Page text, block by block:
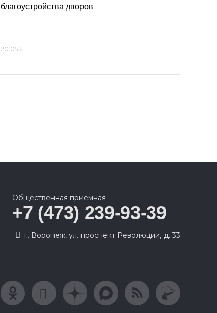
благоустройства дворов
20.05.21
Общественная приемная
+7 (473) 239-93-39
г. Воронеж, ул. проспект Революции, д. 33